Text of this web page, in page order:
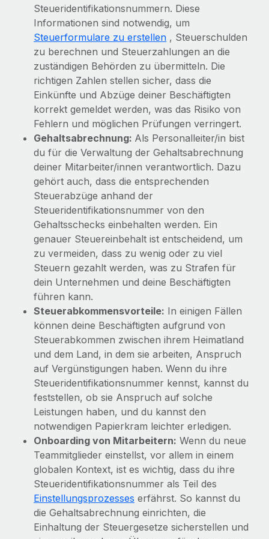
Mehr erfahren
Steueridentifikationsnummern. Diese
Informationen sind notwendig, um
Steuerformulare zu erstellen , Steuerschulden
zu berechnen und Steuerzahlungen an die
zuständigen Behörden zu übermitteln. Die
richtigen Zahlen stellen sicher, dass die
Einkünfte und Abzüge deiner Beschäftigten
korrekt gemeldet werden, was das Risiko von
Fehlern und möglichen Prüfungen verringert.
Gehaltsabrechnung: Als Personalleiter/in bist
du für die Verwaltung der Gehaltsabrechnung
deiner Mitarbeiter/innen verantwortlich. Dazu
gehört auch, dass die entsprechenden
Steuerabzüge anhand der
Steueridentifikationsnummer von den
Gehaltsschecks einbehalten werden. Ein
genauer Steuereinbehalt ist entscheidend, um
zu vermeiden, dass zu wenig oder zu viel
Steuern gezahlt werden, was zu Strafen für
dein Unternehmen und deine Beschäftigten
führen kann.
Steuerabkommensvorteile: In einigen Fällen
können deine Beschäftigten aufgrund von
Steuerabkommen zwischen ihrem Heimatland
und dem Land, in dem sie arbeiten, Anspruch
auf Vergünstigungen haben. Wenn du ihre
Steueridentifikationsnummer kennst, kannst du
feststellen, ob sie Anspruch auf solche
Leistungen haben, und du kannst den
notwendigen Papierkram leichter erledigen.
Onboarding von Mitarbeitern: Wenn du neue
Teammitglieder einstellst, vor allem in einem
globalen Kontext, ist es wichtig, dass du ihre
Steueridentifikationsnummer als Teil des
Einstellungsprozesses erfährst. So kannst du
die Gehaltsabrechnung einrichten, die
Einhaltung der Steuergesetze sicherstellen und